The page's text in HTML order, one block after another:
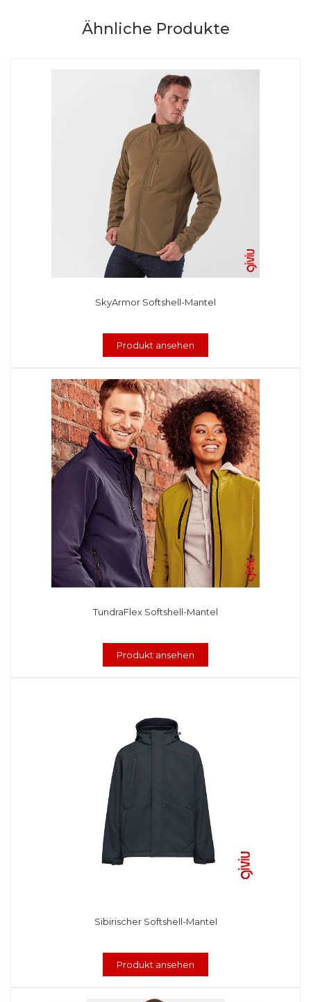
Ähnliche Produkte
SkyArmor Softshell-Mantel
Produkt ansehen
TundraFlex Softshell-Mantel
Produkt ansehen
Sibirischer Softshell-Mantel
Produkt ansehen